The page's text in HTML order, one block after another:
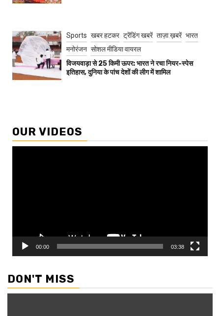
Sports खबर हटकर ट्रेंडिंग खबरें ताज़ा ख़बरें भारत
मनोरंजन सोशल मीडिया वायरल
विजयवाड़ा से 25 किमी ऊपर: भारत ने रचा नियर-स्पेस
इतिहास, दुनिया के पांच देशों की लीग में शामिल
OUR VIDEOS
00:00 03:38
DON'T MISS